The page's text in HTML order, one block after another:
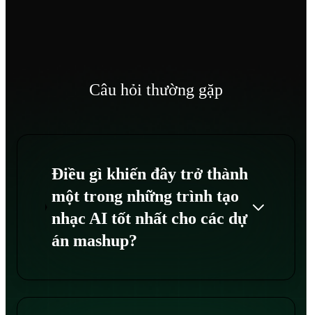
Câu hỏi thường gặp
Điều gì khiến đây trở thành
một trong những trình tạo
nhạc AI tốt nhất cho các dự
án mashup?